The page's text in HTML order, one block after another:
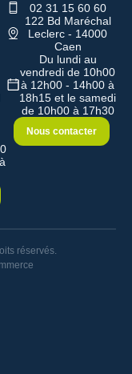
02 31 15 60 60
122 Bd Maréchal
Leclerc - 14000
Caen
Du lundi au
vendredi de 10h00
à 12h00 - 14h00 à
18h15 et le samedi
de 10h00 à 17h30
Nous contacter
réservés.